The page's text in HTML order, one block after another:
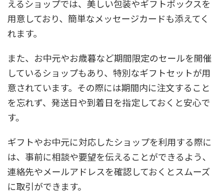
えるショップでは、美しい包装やギフトボックスを
用意しており、簡単なメッセージカードも添えてく
れます。
また、お中元やお歳暮など期間限定のセールを開催
しているショップもあり、特別なギフトセットが用
意されています。その際には期間内に注文すること
を忘れず、発送日や到着日を指定しておくと安心で
す。
ギフトやお中元に対応したショップを利用する際に
は、事前に相談や要望を伝えることができるよう、
連絡先やメールアドレスを確認しておくとスムーズ
に取引ができます。